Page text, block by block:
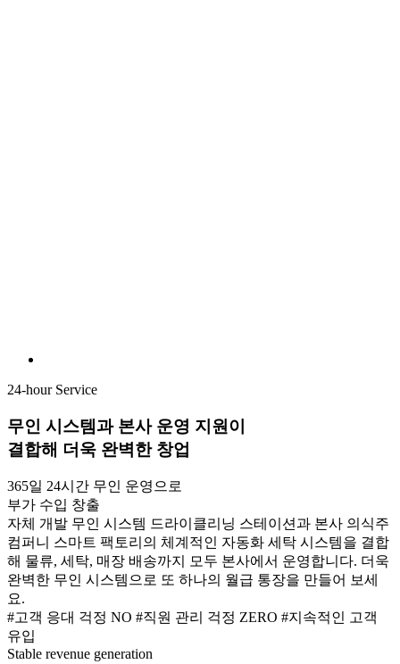
24-hour Service
무인 시스템과 본사 운영 지원 이
결합해 더욱 완벽한 창업
365일 24시간 무인 운영으로
부가 수입 창출
자체 개발 무인 시스템 드라이클리닝 스테이션과 본사 의식주
컴퍼니 스마트 팩토리의 체계적인 자동화 세탁 시스템을 결합
해 물류, 세탁, 매장 배송까지 모두 본사에서 운영합니다. 더욱
완벽한 무인 시스템으로 또 하나의 월급 통장을 만들어 보세
요.
#고객 응대 걱정 NO #직원 관리 걱정 ZERO #지속적인 고객
유입
Stable revenue generation